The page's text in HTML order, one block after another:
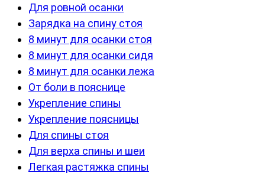
Для ровной осанки
Зарядка на спину стоя
8 минут для осанки стоя
8 минут для осанки сидя
8 минут для осанки лежа
От боли в пояснице
Укрепление спины
Укрепление поясницы
Для спины стоя
Для верха спины и шеи
Легкая растяжка спины